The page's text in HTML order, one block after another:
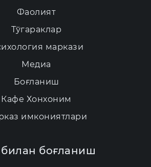
Фаолият
Тўгараклар
маркази
Медиа
Боғланиш
Кафе Хонхоним
имкониятлари
боғланиш